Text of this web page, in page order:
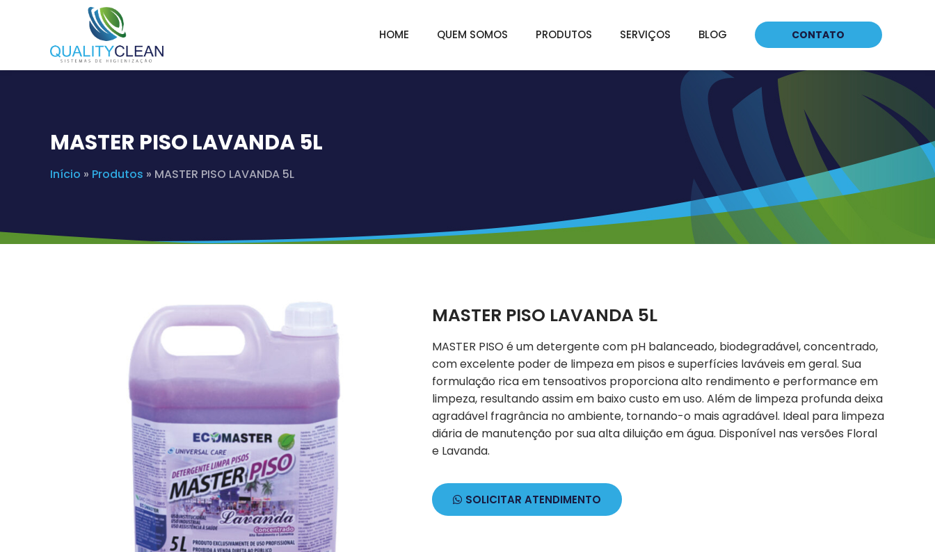
HOME QUEM SOMOS PRODUTOS SERVIÇOS BLOG CONTATO
MASTER PISO LAVANDA 5L
Início » Produtos » MASTER PISO LAVANDA 5L
MASTER PISO LAVANDA 5L
MASTER PISO é um detergente com pH balanceado, biodegradável, concentrado,
com excelente poder de limpeza em pisos e superfícies laváveis em geral. Sua
formulação rica em tensoativos proporciona alto rendimento e performance em
limpeza, resultando assim em baixo custo em uso. Além de limpeza profunda deixa
agradável fragrância no ambiente, tornando-o mais agradável. Ideal para limpeza
diária de manutenção por sua alta diluição em água. Disponível nas versões Floral
e Lavanda.
SOLICITAR ATENDIMENTO